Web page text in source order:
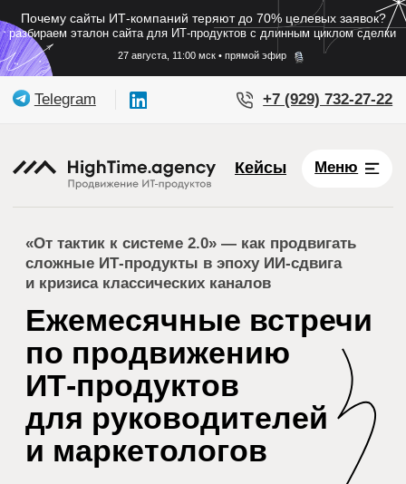
27 августа, 11:00 мск • прямой эфир
Почему сайты ИТ-компаний теряют до 70% целевых заявок?
разбираем эталон сайта для ИТ-продуктов с длинным циклом сделки
О нас Карьера
Контакты
Telegram
«От тактик к системе 2.0»: Мышление
стратега— это траектория, которая поможет
посмотреть по-другому на ваш бизнес и рынок
в целом: вы сможете понять, где находится
зона извлечения прибыли для вашей
по продвижению
ИТ-продуктов
для руководителей
и маркетологов
«От тактик к системе 2.0» — как продвигать
сложные ИТ-продукты в эпоху ИИ-сдвига